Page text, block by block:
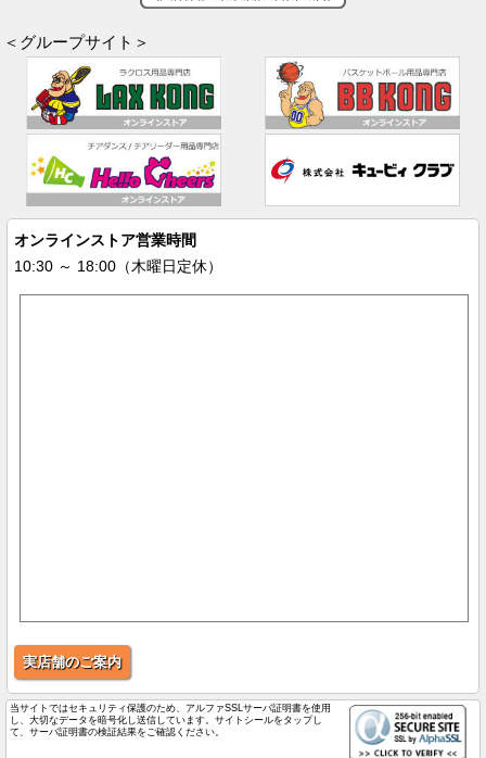
＜グループサイト＞
オンラインストア営業時間
10:30 ～ 18:00（木曜日定休）
実店舗のご案内
当サイトではセキュリティ保護のため、アルファSSLサーバ証明書を使用
し、大切なデータを暗号化し送信しています。サイトシールをタップし
て、サーバ証明書の検証結果をご確認ください。